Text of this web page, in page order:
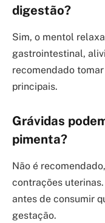
digestão?
Sim, o mentol
gastrointestinal,
recomendado
principais.
Grávidas
pimenta?
Não é
contrações
antes de consumir
gestação.